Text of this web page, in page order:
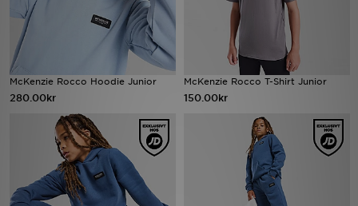
McKenzie Rocco Hoodie Junior
280.00kr
McKenzie Rocco T-Shirt Junior
150.00kr
Sport
Fotboll
Ladda ner appen
Mina meddelanden